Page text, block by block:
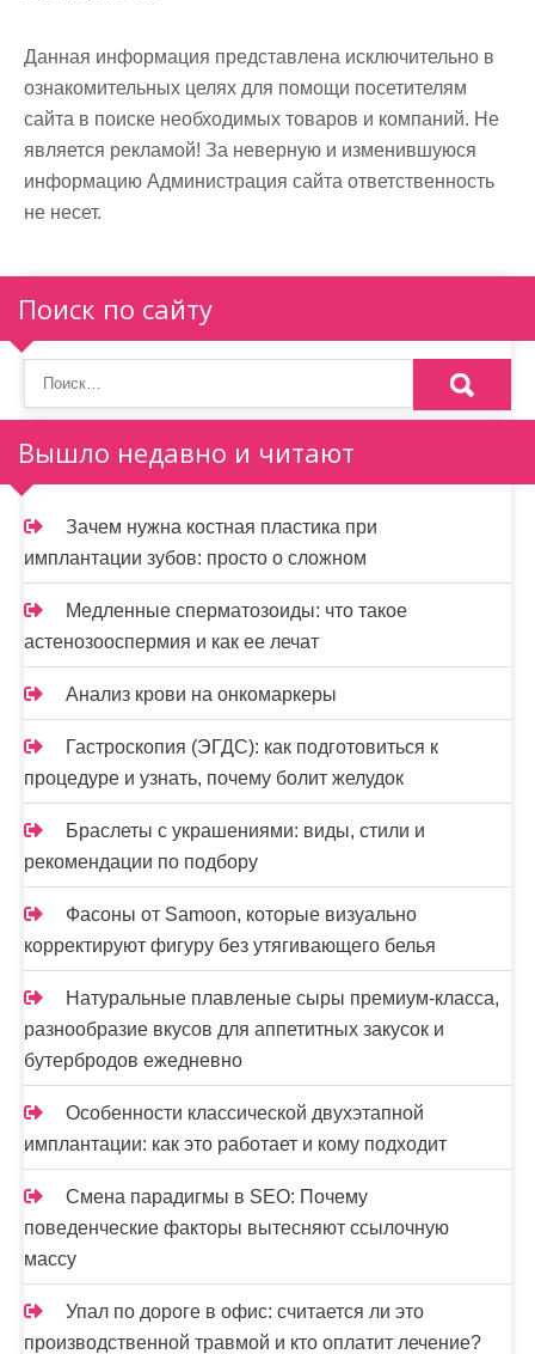
Данная информация представлена исключительно в
ознакомительных целях для помощи посетителям
сайта в поиске необходимых товаров и компаний. Не
является рекламой! За неверную и изменившуюся
информацию Администрация сайта ответственность
не несет.
Поиск по сайту
Вышло недавно и читают
Зачем нужна костная пластика при
имплантации зубов: просто о сложном
Медленные сперматозоиды: что такое
астенозооспермия и как ее лечат
Анализ крови на онкомаркеры
Гастроскопия (ЭГДС): как подготовиться к
процедуре и узнать, почему болит желудок
Браслеты с украшениями: виды, стили и
рекомендации по подбору
Фасоны от Samoon, которые визуально
корректируют фигуру без утягивающего белья
Натуральные плавленые сыры премиум-класса,
разнообразие вкусов для аппетитных закусок и
бутербродов ежедневно
Особенности классической двухэтапной
имплантации: как это работает и кому подходит
Смена парадигмы в SEO: Почему
поведенческие факторы вытесняют ссылочную
массу
Упал по дороге в офис: считается ли это
производственной травмой и кто оплатит лечение?